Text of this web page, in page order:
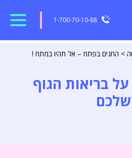
1-700-70-10-88
> החגים בפתח – אל תהיו במתח !
בריאות הגוף
שלכם